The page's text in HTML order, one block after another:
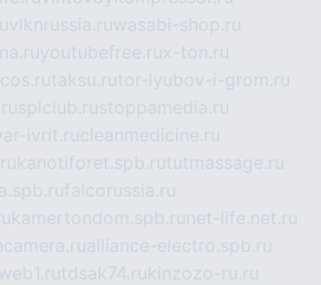
vlknrussia.ruwasabi-shop.ru
youtubefree.rux-ton.ru
taksu.rutor-lyubov-i-grom.ru
splclub.rustoppamedia.ru
ivrit.rucleanmedicine.ru
kanotiforet.spb.rututmassage.ru
falcorussia.ru
kamertondom.spb.ru net-life.net.ru
alliance-electro.spb.ru
tdsak74.rukinzozo-ru.ru